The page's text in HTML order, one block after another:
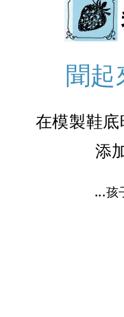
聞起
在模製鞋
添
...孩